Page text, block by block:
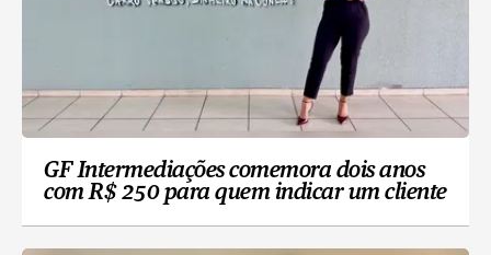
GF Intermediações comemora dois anos
com R$ 250 para quem indicar um cliente